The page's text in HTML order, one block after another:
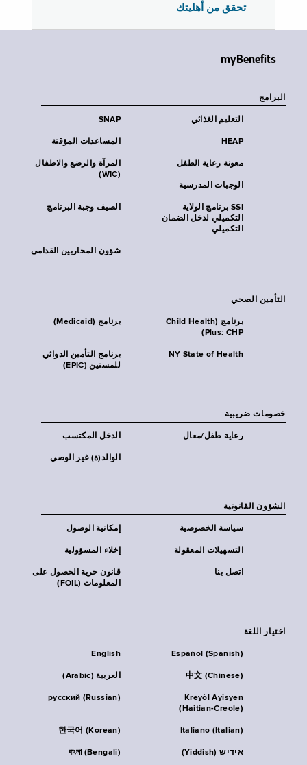
تحقق من أهليتك
myBenefits
البرامج
SNAP التعليم الغذائي
المساعدات المؤقتة HEAP
المرآة والرضع والاطفال
(WIC)
معونة رعاية الطفل
الوجبات المدرسية
الصيف وجبة البرنامج
SSI برنامج الولاية
التكميلي لدخل الضمان
التكميلي
شؤون المحاربين القدامى
التأمين الصحي
برنامج (Medicaid)
برنامج (Child Health
Plus: CHP)
برنامج التأمين الدوائي
للمسنين (EPIC)
NY State of Health
خصومات ضريبية
الدخل المكتسب رعاية طفل/معال
الوالد(ة) غير الوصي
الشؤون القانونية
إمكانية الوصول سياسة الخصوصية
إخلاء المسؤولية التسهيلات المعقولة
قانون حرية الحصول على
المعلومات (FOIL)
اتصل بنا
اختيار اللغة
English Español (Spanish)
العربية (Arabic) 中文 (Chinese)
русский (Russian)
Kreyòl Ayisyen
(Haitian-Creole)
한국어 (Korean) Italiano (Italian)
বাংলা (Bengali) אידיש (Yiddish)